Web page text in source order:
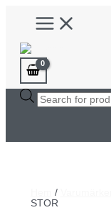
innehåll
Main
Menu
Products
search
/
STOR